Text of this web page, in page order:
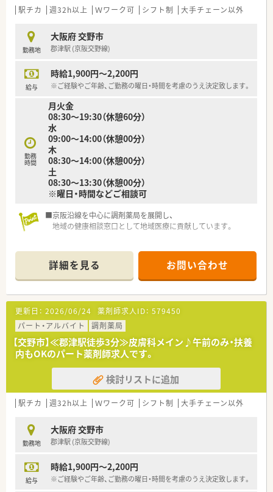
駅チカ 週32h以上 Ｗワーク可 シフト制 大手チェーン以外
勤務地
大阪府 交野市
郡津駅 (京阪交野線)
給与
時給1,900円～2,200円
※ご経験やご年齢、ご勤務の曜日・時間を考慮のうえ決定致します。
勤務
時間
月火金
08:30～19:30（休憩60分）
水
09:00～14:00（休憩00分）
木
08:30～14:00（休憩00分）
土
08:30～13:30（休憩00分）
※曜日・時間などご相談可
■京阪沿線を中心に調剤薬局を展開し、
地域の健康相談窓口として地域医療に貢献しています。
ジを
地域住民の方に持って頂き、より身近な薬局を目指していま
す。
■社内の取り組みとして、スキルアップ講座、勉強会があるだけ
ではなく、
委員会も設置されており、薬剤師としての活躍だけでなく、
会社の一員としての使命・責任を果たす機会もあります。
■夏季休暇や年末年始休暇、リフレッシュ休暇の取得率は
100％！
仕事もプライベートも充実させることができますね♪
詳細を見る お問い合わせ
更新日： 2026/06/24 薬剤師求人ID： 579450
パート・アルバイト
調剤薬局
【交野市】≪郡津駅徒歩3分≫皮膚科メイン♪午前のみ・扶養
内もOKのパート薬剤師求人です。
検討リストに追加
駅チカ 週32h以上 Ｗワーク可 シフト制 大手チェーン以外
勤務地
大阪府 交野市
郡津駅 (京阪交野線)
給与
時給1,900円～2,200円
※ご経験やご年齢、ご勤務の曜日・時間を考慮のうえ決定致します。